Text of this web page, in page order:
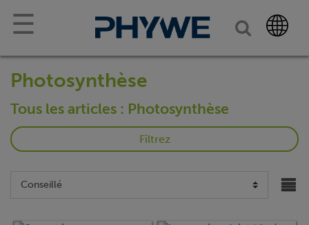
☰
Photosynthèse
Tous les articles : Photosynthèse
Filtrez